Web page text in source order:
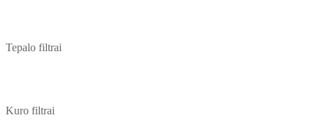
Tepalo filtrai
Kuro filtrai